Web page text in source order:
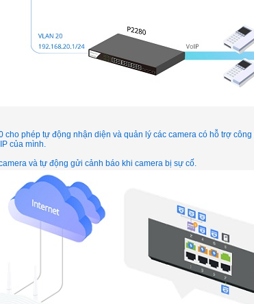
cho phép tự động nhận diện và quản lý các camera có hỗ trợ
của mình.
và tự động gửi cảnh báo khi camera bị sự cố.